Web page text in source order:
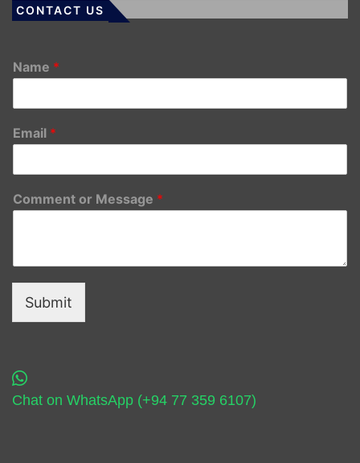
CONTACT US
Name *
Email *
Comment or Message *
Submit
Chat on WhatsApp (+94 77 359 6107)